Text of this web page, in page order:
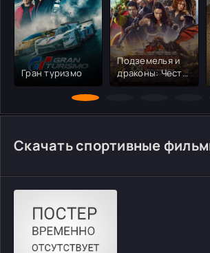
Гран туризмо
Подземелья и
драконы: Честь
среди воров
Скачать спортивные